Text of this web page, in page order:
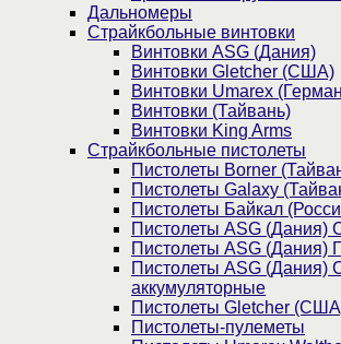
Дальномеры
Страйкбольные винтовки
Винтовки ASG (Дания)
Винтовки Gletcher (США)
Винтовки Umarex
Винтовки (Тайвань)
Винтовки King Arms
Страйкбольные пистолеты
Пистолеты Borner
Пистолеты Galaxy
Пистолеты Байкал
Пистолеты ASG (Дания)
Пистолеты ASG (Дания)
Пистолеты ASG (Дания)
аккумуляторные
Пистолеты Gletcher
Пистолеты-пулеметы